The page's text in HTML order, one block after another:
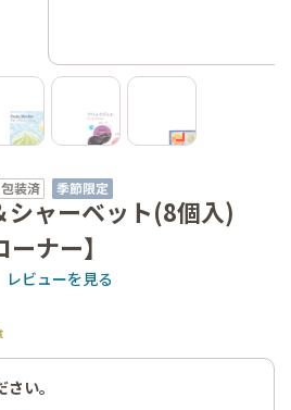
シャーベット(8個入)
ナー】
レビューを見る
い。